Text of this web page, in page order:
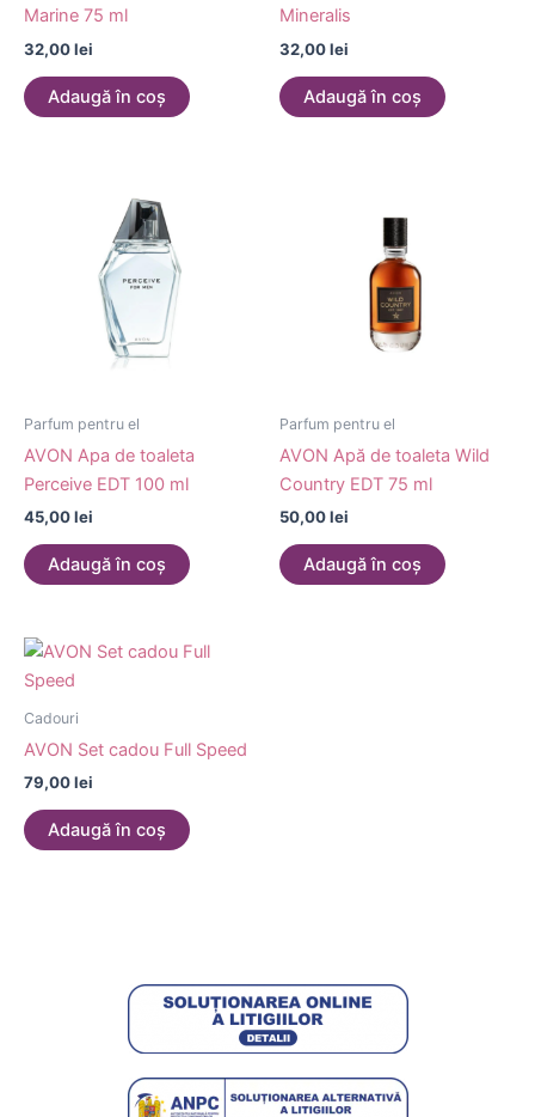
Marine 75 ml
32,00lei
Adaugă în coș
Mineralis
32,00lei
Adaugă în coș
Parfum pentru el
AVON Apa de toaleta
Perceive EDT 100 ml
45,00lei
Adaugă în coș
Parfum pentru el
AVON Apă de toaleta Wild
Country EDT 75 ml
50,00lei
Adaugă în coș
Cadouri
AVON Set cadou Full Speed
79,00lei
Adaugă în coș